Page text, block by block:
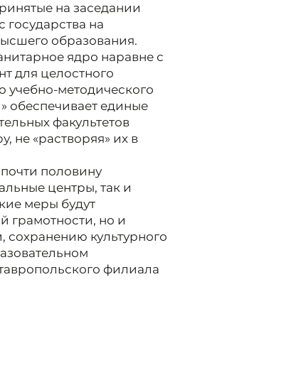
на заседании
на
образования.
ядро наравне с
для целостного
учебно-методического
обеспечивает единые
факультетов
не «растворяя» их в
половину
центры, так и
меры будут
грамотности, но и
культурного
филиала